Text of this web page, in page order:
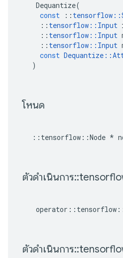
Dequantize(
const
:: tensorflow ::
:: tensorflow :: Input
:: tensorflow :: Input
:: tensorflow :: Input
const Dequantize ::
)
โหนด
:: tensorflow ::Node *
ตัวดำเนินการ::
operator :: tensorflow
ตัวดำเนินการ::